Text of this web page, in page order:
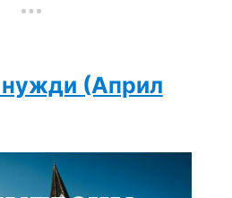
(Април